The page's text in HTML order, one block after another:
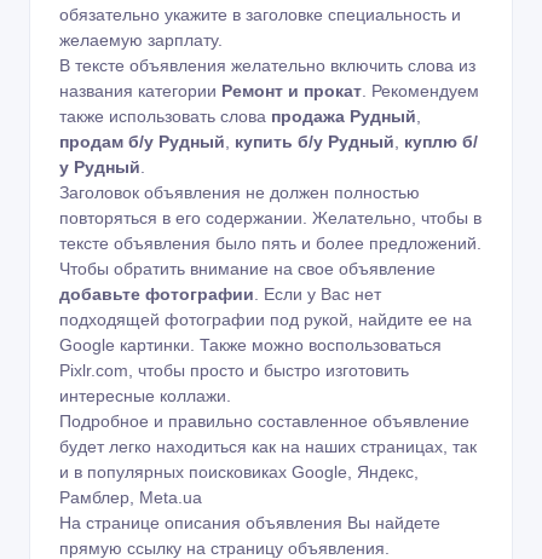
обязательно укажите в заголовке специальность и
желаемую зарплату.
В тексте объявления желательно включить слова из
названия категории Ремонт и прокат . Рекомендуем
также использовать слова продажа Рудный
продам б/у Рудный
купить б/у Рудный
куплю б/
у Рудный
Заголовок объявления не должен полностью
повторяться в его содержании. Желательно, чтобы в
тексте объявления было пять и более предложений.
Чтобы обратить внимание на свое объявление
добавьте фотографии . Если у Вас нет
подходящей фотографии под рукой, найдите ее на
Google картинки . Также можно воспользоваться
Pixlr.com , чтобы просто и быстро изготовить
интересные коллажи.
Подробное и правильно составленное объявление
будет легко находиться как на наших страницах, так
и в популярных поисковиках Google, Яндекс,
Рамблер, Meta.ua
На странице описания объявления Вы найдете
прямую ссылку на страницу объявления.